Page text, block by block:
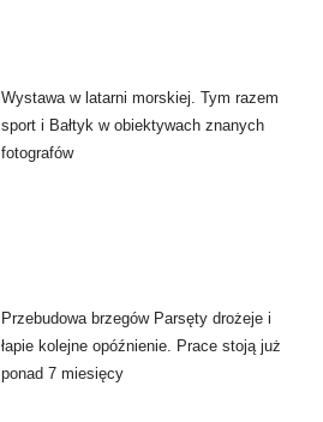
Wystawa w latarni morskiej. Tym razem
sport i Bałtyk w obiektywach znanych
fotografów
Przebudowa brzegów Parsęty drożeje i
łapie kolejne opóźnienie. Prace stoją już
ponad 7 miesięcy